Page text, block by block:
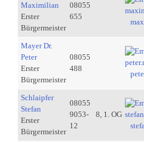
Maximilian
Erster
Bürgermeister
08055
655
Mayer Dr.
Peter
Erster
Bürgermeister
08055
488
Schlaipfer
Stefan
Erster
Bürgermeister
08055
9053-
12
8, 1. OG